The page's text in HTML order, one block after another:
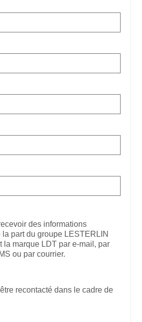
des informations
part du groupe LESTERLIN
la marque LDT par e-mail, par
ou par courrier.
recontacté dans le cadre de